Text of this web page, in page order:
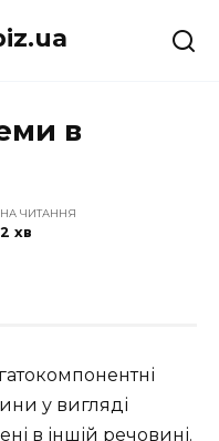
в
НА ЧИТАННЯ
2 хв
у вигляді
в іншій речовині.